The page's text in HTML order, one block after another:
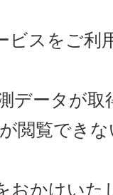
ビスをご利
データが
閲覧でき
おかけい